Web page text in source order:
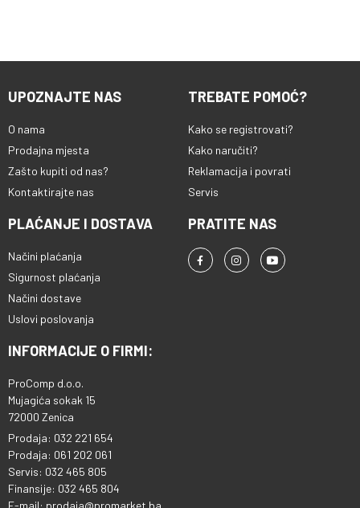
UPOZNAJTE NAS
O nama
Prodajna mjesta
Zašto kupiti od nas?
Kontaktirajte nas
TREBATE POMOĆ?
Kako se registrovati?
Kako naručiti?
Reklamacija i povrati
Servis
PLAĆANJE I DOSTAVA
Načini plaćanja
Sigurnost plaćanja
Načini dostave
Uslovi poslovanja
PRATITE NAS
INFORMACIJE O FIRMI:
ProComp d.o.o.
Mujagića sokak 15
72000 Zenica
Prodaja: 032 221 654
Prodaja: 061 202 061
Servis: 032 465 805
Finansije: 032 465 804